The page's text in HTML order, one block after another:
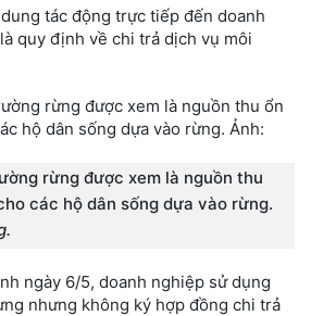
tác động trực tiếp đến doanh
quy định về chi trả dịch vụ môi
rừng được xem là nguồn thu
các hộ dân sống dựa vào rừng.
ngày 6/5, doanh nghiệp sử dụng
nhưng không ký hợp đồng chi trả